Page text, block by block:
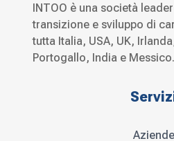
INTOO è una società
transizione e sviluppo di
tutta Italia, USA, UK,
Portogallo, India e Messico.
Aziende